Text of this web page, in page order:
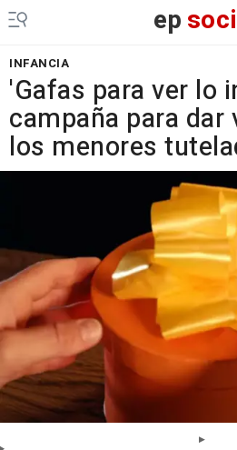
ep
INFANCIA
'Gafas para ver lo
campaña para dar
los menores